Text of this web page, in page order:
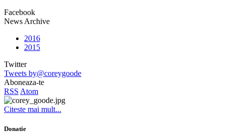
Facebook
News Archive
2016
2015
Twitter
Tweets by@coreygoode
Aboneaza-te
RSS Atom
Citeste mai mult...
Donatie